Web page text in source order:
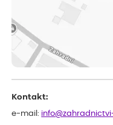
Dobrý den, byli jsme
Eshop, objednání
smutná z dodávky
Kontakt:
e-mail: